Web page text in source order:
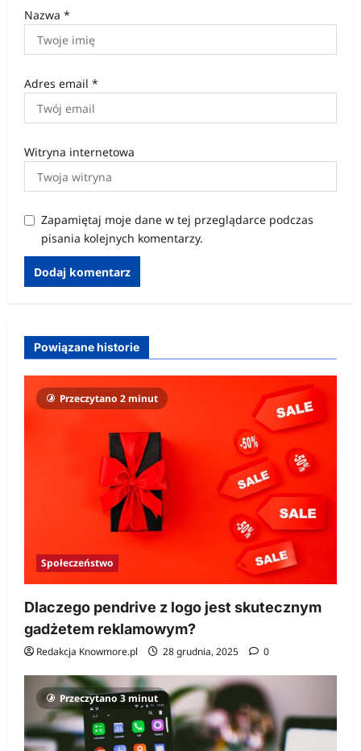
Nazwa *
Adres email *
Witryna internetowa
Zapamiętaj moje dane w tej przeglądarce podczas
pisania kolejnych komentarzy.
Powiązane historie
Przeczytano 2 minut
Społeczeństwo
Dlaczego pendrive z logo jest skutecznym
gadżetem reklamowym?
Redakcja Knowmore.pl 28 grudnia, 2025 0
Przeczytano 3 minut